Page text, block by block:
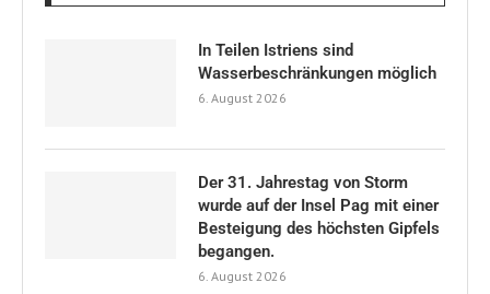
In Teilen Istriens sind
Wasserbeschränkungen möglich
6. August 2026
Der 31. Jahrestag von Storm
wurde auf der Insel Pag mit einer
Besteigung des höchsten Gipfels
begangen.
6. August 2026